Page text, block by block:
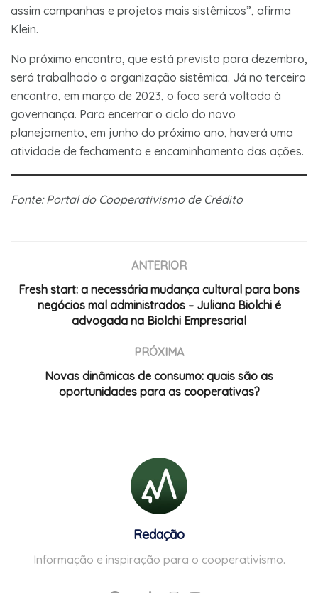
assim campanhas e projetos mais sistêmicos”, afirma
Klein.
No próximo encontro, que está previsto para dezembro,
será trabalhado a organização sistêmica. Já no terceiro
encontro, em março de 2023, o foco será voltado à
governança. Para encerrar o ciclo do novo
planejamento, em junho do próximo ano, haverá uma
atividade de fechamento e encaminhamento das ações.
Fonte: Portal do Cooperativismo de Crédito
ANTERIOR
Fresh start: a necessária mudança cultural para bons
negócios mal administrados – Juliana Biolchi é
advogada na Biolchi Empresarial
PRÓXIMA
Novas dinâmicas de consumo: quais são as
oportunidades para as cooperativas?
Redação
Informação e inspiração para o cooperativismo.